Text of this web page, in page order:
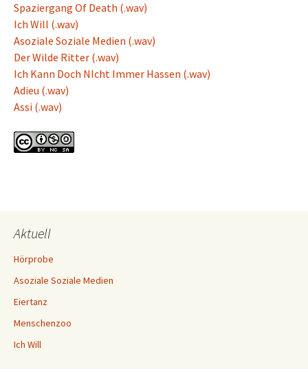
Spaziergang Of Death (.wav)
Ich Will (.wav)
Asoziale Soziale Medien (.wav)
Der Wilde Ritter (.wav)
Ich Kann Doch NIcht Immer Hassen (.wav)
Adieu (.wav)
Assi (.wav)
Aktuell
Hörprobe
Asoziale Soziale Medien
Eiertanz
Menschenzoo
Ich Will